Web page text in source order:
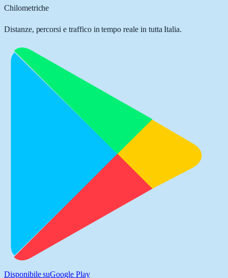
Chilometriche
Distanze, percorsi e traffico in tempo reale in tutta Italia.
Disponibile suGoogle Play